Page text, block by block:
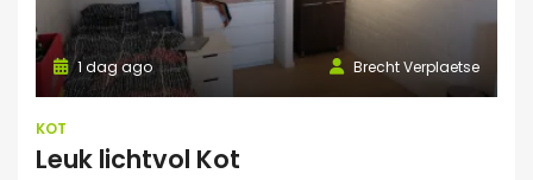
Brecht Verplaetse
1 dag ago
KOT
Leuk lichtvol Kot